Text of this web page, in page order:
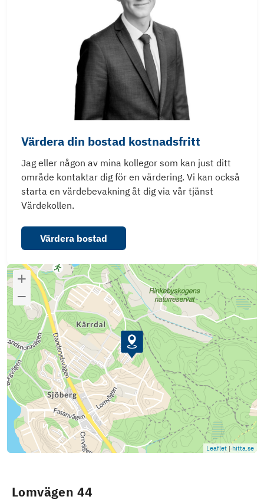
Värdera din bostad kostnadsfritt
Jag eller någon av mina kollegor som kan just ditt
område kontaktar dig för en värdering. Vi kan också
starta en värdebevakning åt dig via vår tjänst
Värdekollen.
Värdera bostad
Leaflet | hitta.se
Lomvägen 44